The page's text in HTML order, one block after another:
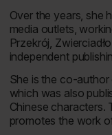
Over the years, she
media outlets,
Przekrój Zwierciadło
independent
She is the co-
which was also
Chinese characters.
promotes the work